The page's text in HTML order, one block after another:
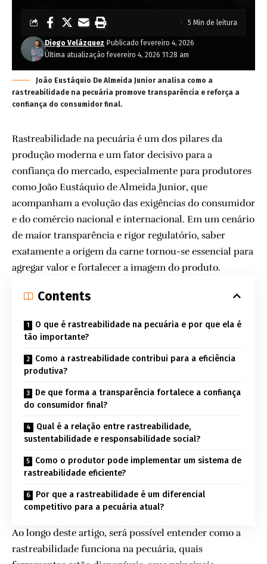
Última atualização fevereiro 4, 2026 11:28 am
Diego Velázquez Publicado fevereiro 4, 2026
5 Min de leitura
João Eustáquio De Almeida Junior analisa como a
rastreabilidade na pecuária promove transparência e reforça a
confiança do consumidor final.
Rastreabilidade na pecuária é um dos pilares da
produção moderna e um fator decisivo para a
confiança do mercado, especialmente para produtores
como João Eustáquio de Almeida Junior, que
acompanham a evolução das exigências do consumidor
e do comércio nacional e internacional. Em um cenário
de maior transparência e rigor regulatório, saber
exatamente a origem da carne tornou-se essencial para
agregar valor e fortalecer a imagem do produto.
Contents
O que é rastreabilidade na pecuária e por que ela é
tão importante?
Como a rastreabilidade contribui para a eficiência
produtiva?
De que forma a transparência fortalece a confiança
do consumidor final?
Qual é a relação entre rastreabilidade,
sustentabilidade e responsabilidade social?
Como o produtor pode implementar um sistema de
rastreabilidade eficiente?
Por que a rastreabilidade é um diferencial
competitivo para a pecuária atual?
Ao longo deste artigo, será possível entender como a
rastreabilidade funciona na pecuária, quais